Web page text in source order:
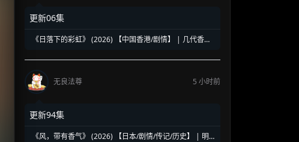
更新06集
《日落下的彩虹》 (2026) 【中国香港/剧情】 | 几代香港
无良法尊 5 小时前
更新94集
《风，带有香气》 (2026) 【日本/剧情/传记/历史】 | 明